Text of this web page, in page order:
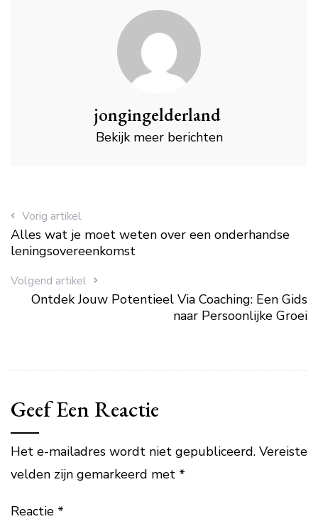
jongingelderland
Bekijk meer berichten
Vorig artikel
Alles wat je moet weten over een onderhandse
leningsovereenkomst
Volgend artikel
Ontdek Jouw Potentieel Via Coaching: Een Gids
naar Persoonlijke Groei
Geef Een Reactie
Het e-mailadres wordt niet gepubliceerd. Vereiste
velden zijn gemarkeerd met *
Reactie *